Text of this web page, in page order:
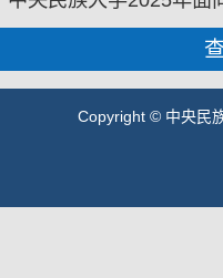
Copyright © 中央民